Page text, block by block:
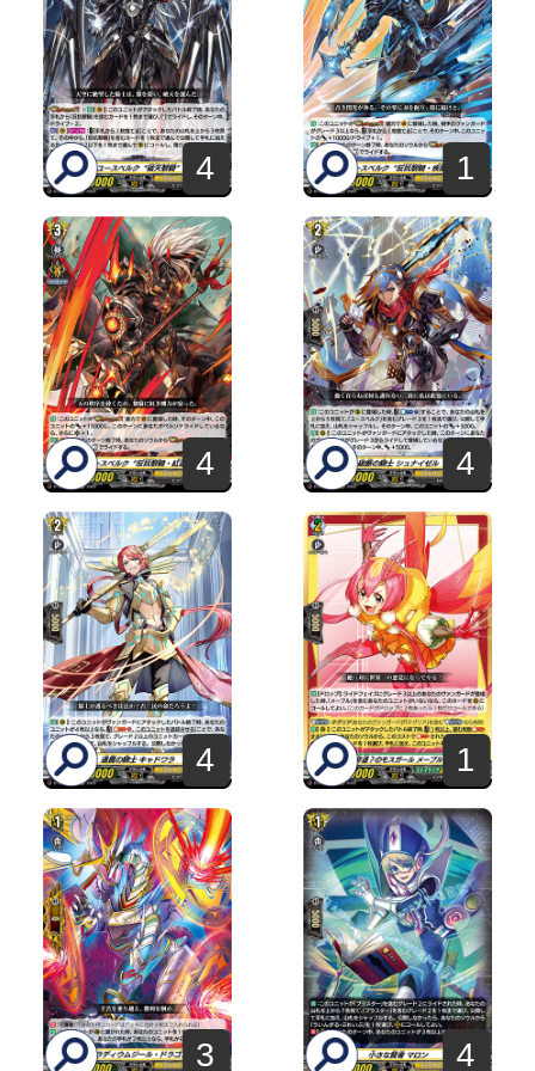
4 1
4 4
4 1
3 4